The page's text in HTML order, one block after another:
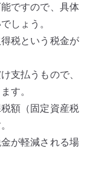
ですので、具体
しょう。
税という税金が
支払うもので、
す。
額（固定資産税
が軽減される場